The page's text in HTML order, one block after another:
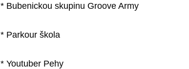
* Bubenickou skupinu Groove Army
* Parkour škola
* Youtuber Pehy